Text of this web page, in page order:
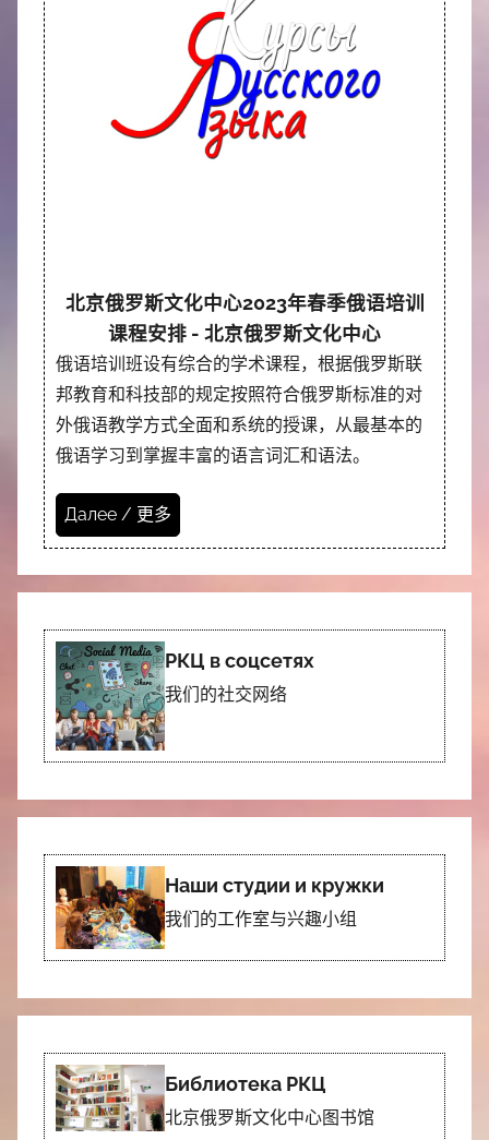
北京俄罗斯文化中心2023年春季俄语培训
课程安排 - 北京俄罗斯文化中心
俄语培训班设有综合的学术课程，根据俄罗斯联
邦教育和科技部的规定按照符合俄罗斯标准的对
外俄语教学方式全面和系统的授课，从最基本的
俄语学习到掌握丰富的语言词汇和语法。
Далее / 更多
РКЦ в соцсетях
我们的社交网络
Наши студии и кружки
我们的工作室与兴趣小组
Библиотека РКЦ
北京俄罗斯文化中心图书馆